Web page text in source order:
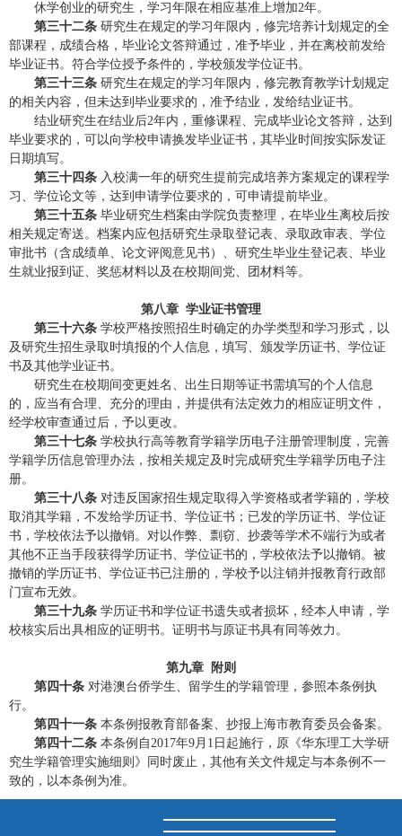
休学创业的研究生，学习年限在相应基准上增加2年。
第三十二条 研究生在规定的学习年限内，修完培养计划规定的全
部课程，成绩合格，毕业论文答辩通过，准予毕业，并在离校前发给
毕业证书。符合学位授予条件的，学校颁发学位证书。
第三十三条 研究生在规定的学习年限内，修完教育教学计划规定
的相关内容，但未达到毕业要求的，准予结业，发给结业证书。
结业研究生在结业后2年内，重修课程、完成毕业论文答辩，达到
毕业要求的，可以向学校申请换发毕业证书，其毕业时间按实际发证
日期填写。
第三十四条 入校满一年的研究生提前完成培养方案规定的课程学
习、学位论文等，达到申请学位要求的，可申请提前毕业。
第三十五条 毕业研究生档案由学院负责整理，在毕业生离校后按
相关规定寄送。档案内应包括研究生录取登记表、录取政审表、学位
审批书（含成绩单、论文评阅意见书）、研究生毕业生登记表、毕业
生就业报到证、奖惩材料以及在校期间党、团材料等。
第八章 学业证书管理
第三十六条 学校严格按照招生时确定的办学类型和学习形式，以
及研究生招生录取时填报的个人信息，填写、颁发学历证书、学位证
书及其他学业证书。
研究生在校期间变更姓名、出生日期等证书需填写的个人信息
的，应当有合理、充分的理由，并提供有法定效力的相应证明文件，
经学校审查通过后，予以更改。
第三十七条 学校执行高等教育学籍学历电子注册管理制度，完善
学籍学历信息管理办法，按相关规定及时完成研究生学籍学历电子注
册。
第三十八条 对违反国家招生规定取得入学资格或者学籍的，学校
取消其学籍，不发给学历证书、学位证书；已发的学历证书、学位证
书，学校依法予以撤销。对以作弊、剽窃、抄袭等学术不端行为或者
其他不正当手段获得学历证书、学位证书的，学校依法予以撤销。被
撤销的学历证书、学位证书已注册的，学校予以注销并报教育行政部
门宣布无效。
第三十九条 学历证书和学位证书遗失或者损坏，经本人申请，学
校核实后出具相应的证明书。证明书与原证书具有同等效力。
第九章 附则
第四十条 对港澳台侨学生、留学生的学籍管理，参照本条例执
行。
第四十一条 本条例报教育部备案、抄报上海市教育委员会备案。
第四十二条 本条例自2017年9月 1 日起施行，原《华东理工大学研
究生学籍管理实施细则》同时废止，其他有关文件规定与本条例不一
致的，以本条例为准。